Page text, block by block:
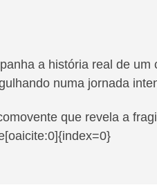
a história real de
numa jornada
que revela a